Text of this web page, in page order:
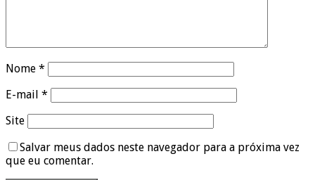
Nome *
E-mail *
Site
Salvar meus dados neste navegador para a próxima vez
que eu comentar.